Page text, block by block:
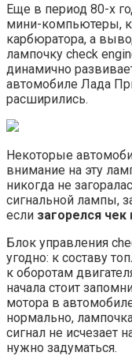
Еще в период 80-х
мини-компьютеры,
карбюратора, а
лампочку cheсk
динамично
автомобиле Лада
расширились.
Некоторые
внимание на эту
никогда не
сигнальной лампы,
если загорелся чек
Блок управления
угодно: к составу
к оборотам
начала стоит
мотора в
нормально,
сигнал не исчезает
нужно задуматься.